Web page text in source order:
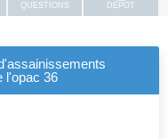
QUESTIONS DEPOT
l'opac 36